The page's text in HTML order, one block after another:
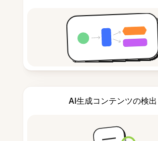
AI生成コンテンツの検出